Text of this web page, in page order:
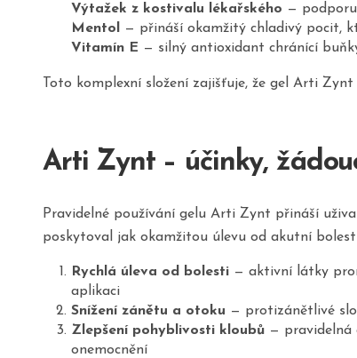
Výtažek z kostivalu lékařského —
Mentol
— přináší okamžitý chladivý pocit,
Vitamín E — silný antioxidant chránící
Toto komplexní složení zajišťuje, že gel Arti
Arti Zynt – účinky,
Pravidelné používání gelu Arti Zynt přináší
poskytoval jak okamžitou úlevu od akutní
Rychlá úleva od bolesti — aktivní látky
aplikaci
Snížení zánětu a otoku — protizánětlivé
Zlepšení pohyblivosti kloubů — pravidelná
onemocnění